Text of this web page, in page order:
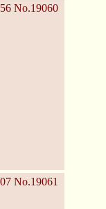
No.19060
No.19061